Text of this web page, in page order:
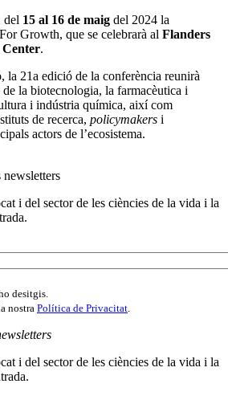
del 15 al 16 de maig del 2024 la
Growth, que se celebrarà al Flanders
.
la 21a edició de la conferència reunirà
la biotecnologia, la farmacèutica i
i indústria química, així com
de recerca, policymakers i
actors de l’ecosistema.
newsletters
i del sector de les ciències de la vida i la
desitgis.
nostra Política de Privacitat.
i del sector de les ciències de la vida i la